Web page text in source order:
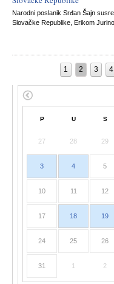
Narodni poslanik Srđan Šajn
Slovačke Republike, Erikom
1 2 3 4
P U S
27 28 29
3 4 5
10 11 12
17 18 19
24 25 26
31 1 2